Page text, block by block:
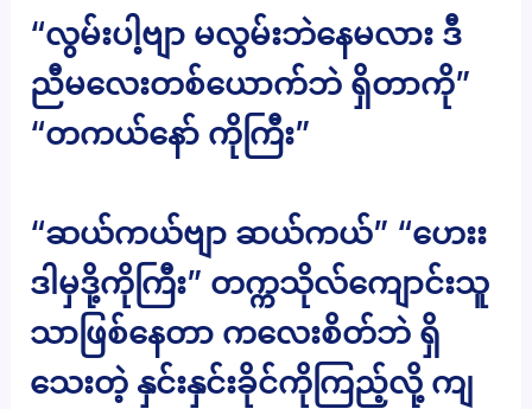
“လွမ်းပါ့ဗျာ မလွမ်းဘဲနေမလား ဒီ
ညီမလေးတစ်ယောက်ဘဲ ရှိတာကို”
“တကယ်နော် ကိုကြီး”
“ဆယ်ကယ်ဗျာ ဆယ်ကယ်” “ဟေးး
ဒါမှဒို့ကိုကြီး” တက္ကသိုလ်ကျောင်းသူ
သာဖြစ်နေတာ ကလေးစိတ်ဘဲ ရှိ
သေးတဲ့ နှင်းနှင်းခိုင်ကိုကြည့်လို့ ကျ